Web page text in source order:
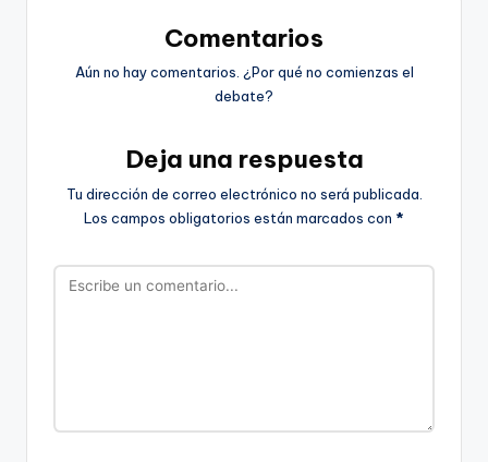
Comentarios
Aún no hay comentarios. ¿Por qué no comienzas el
debate?
Deja una respuesta
Tu dirección de correo electrónico no será publicada.
Los campos obligatorios están marcados con *